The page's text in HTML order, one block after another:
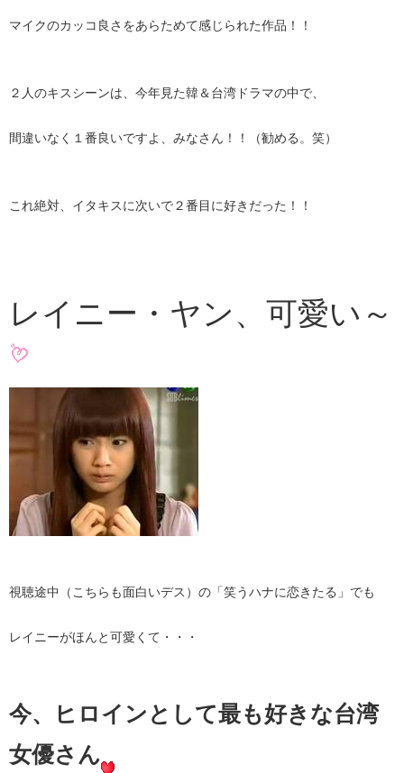
マイクのカッコ良さをあらためて感じられた作品！！
２人のキスシーンは、今年見た韓＆台湾ドラマの中で、
間違いなく１番良いですよ、みなさん！！（勧める。笑）
これ絶対、イタキスに次いで２番目に好きだった！！
レイニー・ヤン、可愛い～
視聴途中（こちらも面白いデス）の「笑うハナに恋きたる」でも
レイニーがほんと可愛くて・・・
今、ヒロインとして最も好きな台湾
女優さん